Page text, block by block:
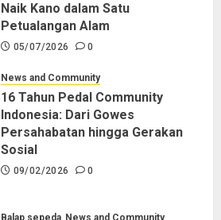
Naik Kano dalam Satu
Petualangan Alam
05/07/2026 0
News and Community
16 Tahun Pedal Community
Indonesia: Dari Gowes
Persahabatan hingga Gerakan
Sosial
09/02/2026 0
Balap sepeda News and Community